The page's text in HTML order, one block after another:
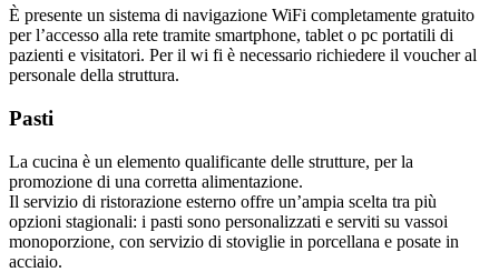
È presente un sistema di navigazione WiFi completamente gratuito
per l’accesso alla rete tramite smartphone, tablet o pc portatili di
pazienti e visitatori. Per il wi fi è necessario richiedere il voucher al
personale della struttura.
Pasti
La cucina è un elemento qualificante delle strutture, per la
promozione di una corretta alimentazione.
Il servizio di ristorazione esterno offre un’ampia scelta tra più
opzioni stagionali: i pasti sono personalizzati e serviti su vassoi
monoporzione, con servizio di stoviglie in porcellana e posate in
acciaio.